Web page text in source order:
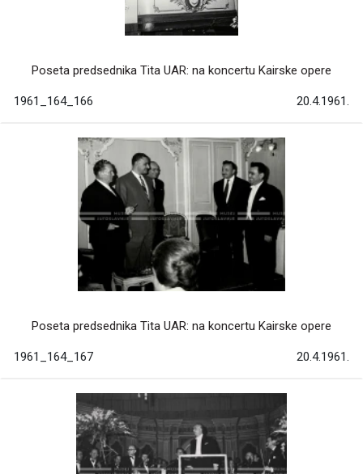
Poseta predsednika Tita UAR: na koncertu Kairske opere
1961_164_166 20.4.1961.
Poseta predsednika Tita UAR: na koncertu Kairske opere
1961_164_167 20.4.1961.